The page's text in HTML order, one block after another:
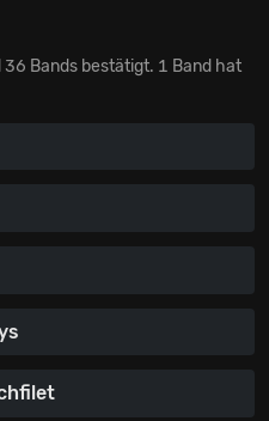
Bands bestätigt. 1 Band hat